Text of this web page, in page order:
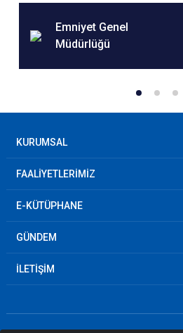
Emniyet Genel
Müdürlüğü
KURUMSAL
FAALİYETLERİMİZ
E-KÜTÜPHANE
GÜNDEM
İLETİŞİM